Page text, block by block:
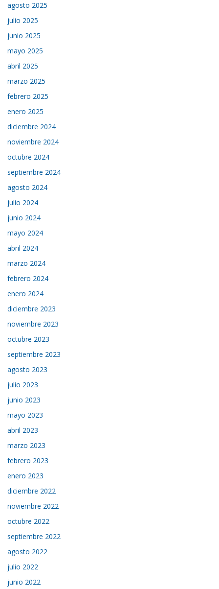
agosto 2025
julio 2025
junio 2025
mayo 2025
abril 2025
marzo 2025
febrero 2025
enero 2025
diciembre 2024
noviembre 2024
octubre 2024
septiembre 2024
agosto 2024
julio 2024
junio 2024
mayo 2024
abril 2024
marzo 2024
febrero 2024
enero 2024
diciembre 2023
noviembre 2023
octubre 2023
septiembre 2023
agosto 2023
julio 2023
junio 2023
mayo 2023
abril 2023
marzo 2023
febrero 2023
enero 2023
diciembre 2022
noviembre 2022
octubre 2022
septiembre 2022
agosto 2022
julio 2022
junio 2022